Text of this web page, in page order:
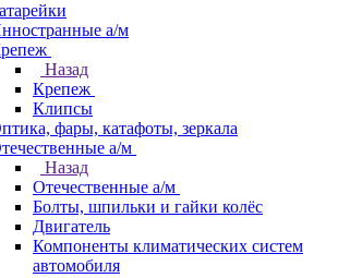
а/м
Назад
Крепеж
Клипсы
фары, катафоты, зеркала
а/м
Назад
Отечественные а/м
Болты, шпильки и гайки колёс
Двигатель
Компоненты климатических систем
автомобиля